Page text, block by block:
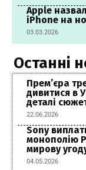
Apple
iPhone на
03.03.2026
Останні
Прем’єра
дивитися в
деталі
22.06.2026
Sony
монополію
мирову
04.05.2026